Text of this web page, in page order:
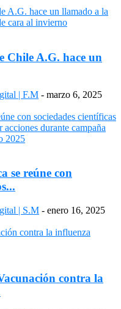
Chile A.G. hace un
| F.M - marzo 6, 2025
se reúne con
| S.M - enero 16, 2025
contra la